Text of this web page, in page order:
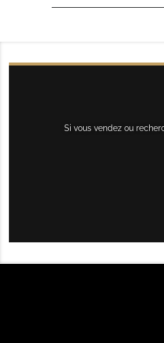
Si vous vendez ou